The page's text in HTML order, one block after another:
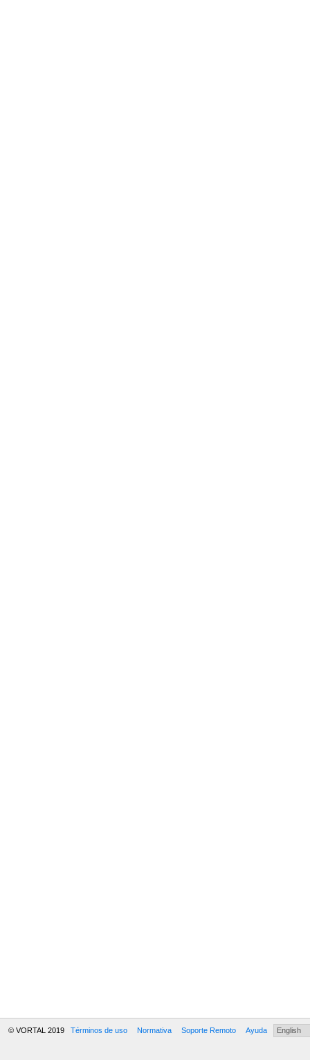
© VORTAL 2019 Términos de uso Normativa Soporte Remoto Ayuda